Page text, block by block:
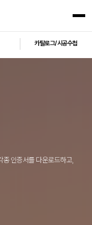
카탈로그/시공수첩
인증서를 다운로드하고,